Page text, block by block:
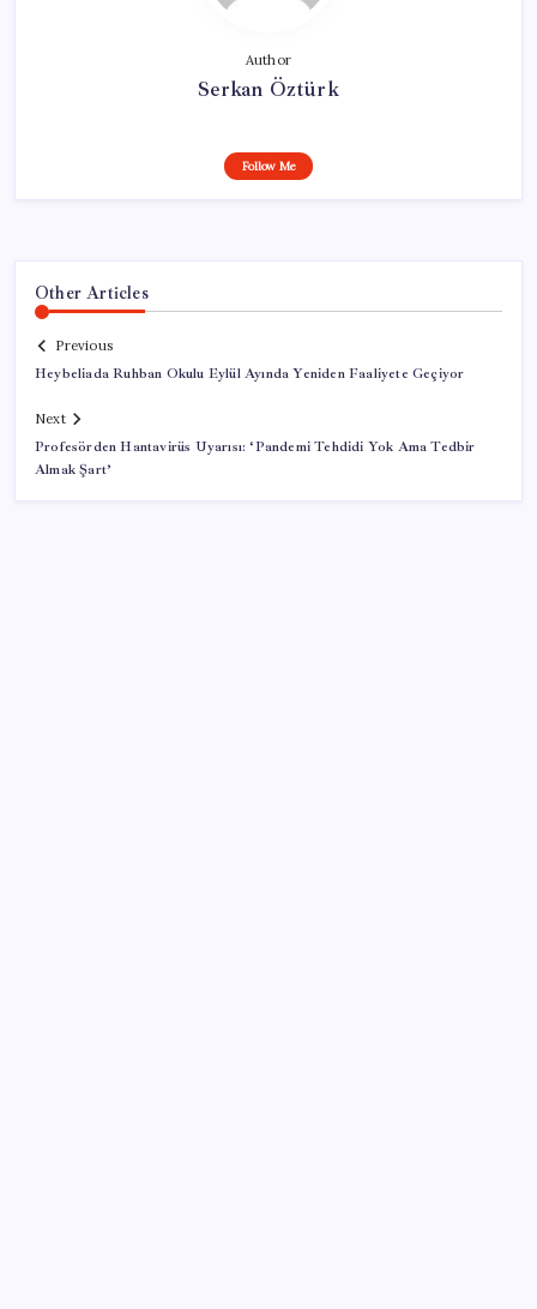
Author
Serkan Öztürk
Follow Me
Other Articles
Previous
Heybeliada Ruhban Okulu Eylül Ayında Yeniden Faaliyete Geçiyor
Next
Profesörden Hantavirüs Uyarısı: ‘Pandemi Tehdidi Yok Ama Tedbir
Almak Şart’